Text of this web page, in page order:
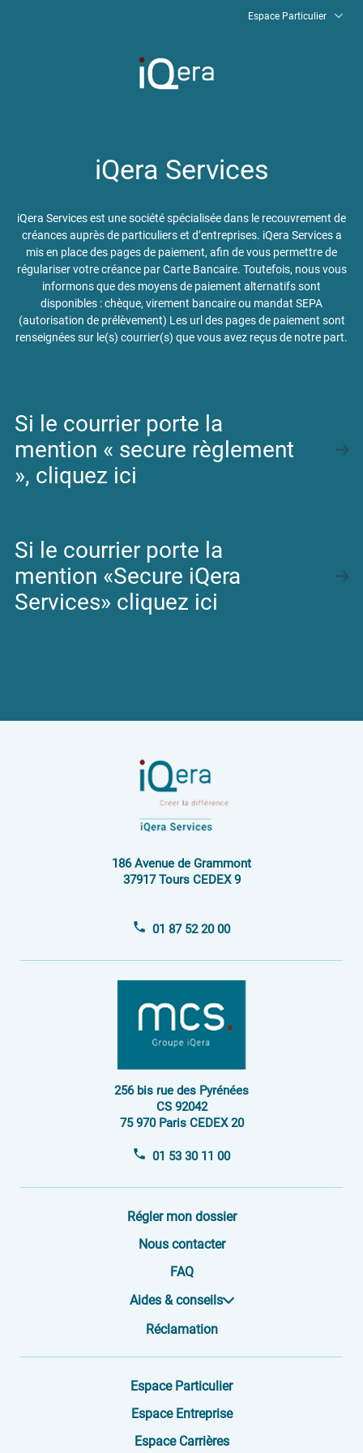
Espace Particulier
Régler mon dossier
Nous contacter
FAQ
COACHING BUDGÉTAIRE
Effectuer un paiement
Espace Carrières
iQera Services
iQera Services est une société spécialisée dans le recouvrement de
créances auprès de particuliers et d’entreprises. iQera Services a
mis en place des pages de paiement, afin de vous permettre de
régulariser votre créance par Carte Bancaire. Toutefois, nous vous
informons que des moyens de paiement alternatifs sont
disponibles : chèque, virement bancaire ou mandat SEPA
(autorisation de prélèvement) Les url des pages de paiement sont
renseignées sur le(s) courrier(s) que vous avez reçus de notre part.
Si le courrier porte la
mention « secure règlement
», cliquez ici
Si le courrier porte la
mention «Secure iQera
Services» cliquez ici
186 Avenue de Grammont
37917 Tours CEDEX 9
01 87 52 20 00
256 bis rue des Pyrénées
CS 92042
75 970 Paris CEDEX 20
01 53 30 11 00
Régler mon dossier
Nous contacter
FAQ
Aides & conseils
Réclamation
Espace Particulier
Espace Entreprise
Espace Carrières